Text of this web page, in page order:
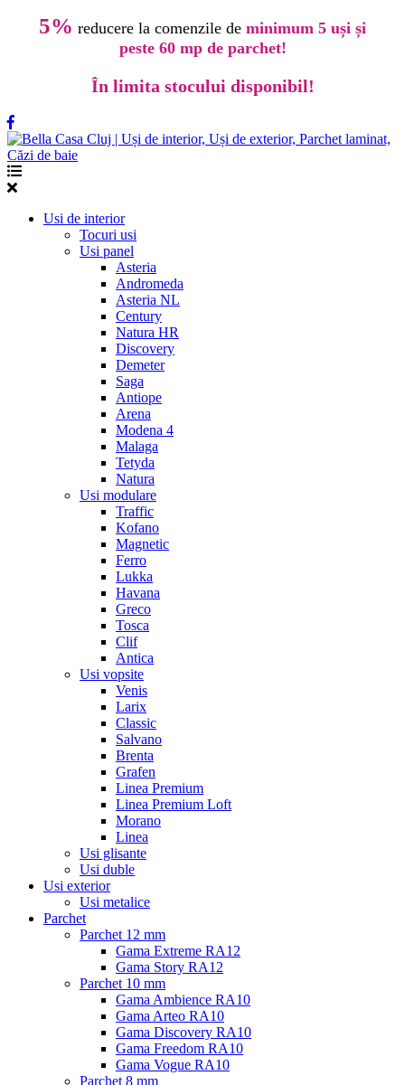
5% reducere la comenzile de minimum 5 uși și
peste 60 mp de parchet!
În limita stocului disponibil!
Usi de interior
Tocuri usi
Usi panel
Asteria
Andromeda
Asteria NL
Century
Natura HR
Discovery
Demeter
Saga
Antiope
Arena
Modena 4
Malaga
Tetyda
Natura
Usi modulare
Traffic
Kofano
Magnetic
Ferro
Lukka
Havana
Greco
Tosca
Clif
Antica
Usi vopsite
Venis
Larix
Classic
Salvano
Brenta
Grafen
Linea Premium
Linea Premium Loft
Morano
Linea
Usi glisante
Usi duble
Usi exterior
Usi metalice
Parchet
Parchet 12 mm
Gama Extreme RA12
Gama Story RA12
Parchet 10 mm
Gama Ambience RA10
Gama Arteo RA10
Gama Discovery RA10
Gama Freedom RA10
Gama Vogue RA10
Parchet 8 mm